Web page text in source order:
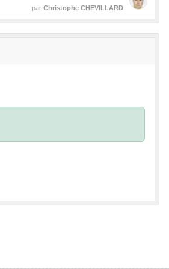
par Christophe CHEVILLARD